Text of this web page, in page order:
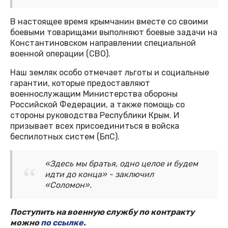
В настоящее время крымчанин вместе со своими
боевыми товарищами выполняют боевые задачи на
Константиновском направлении специальной
военной операции (СВО).
Наш земляк особо отмечает льготы и социальные
гарантии, которые предоставляют
военнослужащим Министерства обороны
Российской Федерации, а также помощь со
стороны руководства Республики Крым. И
призывает всех присоединиться в войска
беспилотных систем (БпС).
«Здесь мы братья, одно целое и будем
идти до конца» - заключил
«Соломон».
Поступить на военную службу по контракту
можнопо ссылке.